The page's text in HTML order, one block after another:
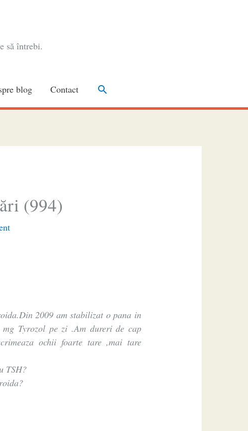
să întrebi.
blog Contact Search
(994)
2009 am stabilizat o pana in
Tyrozol pe zi .Am dureri de cap
ochii foarte tare ,mai tare
TSH?